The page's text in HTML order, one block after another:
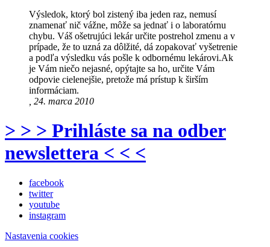
Výsledok, ktorý bol zistený iba jeden raz, nemusí
znamenať nič vážne, môže sa jednať i o laboratórnu
chybu. Váš ošetrujúci lekár určite postrehol zmenu a v
prípade, že to uzná za dôlžité, dá zopakovať vyšetrenie
a podľa výsledku vás pošle k odbornému lekárovi.Ak
je Vám niečo nejasné, opýtajte sa ho, určite Vám
odpovie cielenejšie, pretože má prístup k širším
informáciam.
, 24. marca 2010
> > > Prihláste sa na odber
newslettera < < <
facebook
twitter
youtube
instagram
Nastavenia cookies